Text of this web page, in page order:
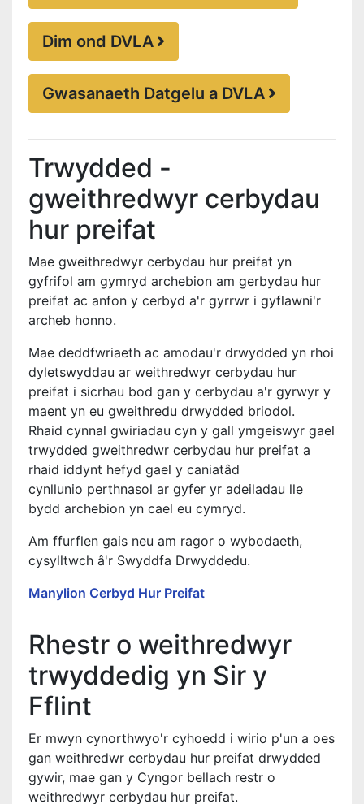
Dim ond DVLA
Gwasanaeth Datgelu a DVLA
Trwydded -
gweithredwyr cerbydau
hur preifat
Mae gweithredwyr cerbydau hur preifat yn
gyfrifol am gymryd archebion am gerbydau hur
preifat ac anfon y cerbyd a'r gyrrwr i gyflawni'r
archeb honno.
Mae deddfwriaeth ac amodau'r drwydded yn rhoi
dyletswyddau ar weithredwyr cerbydau hur
preifat i sicrhau bod gan y cerbydau a'r gyrwyr y
maent yn eu gweithredu drwydded briodol.
Rhaid cynnal gwiriadau cyn y gall ymgeiswyr gael
trwydded gweithredwr cerbydau hur preifat a
rhaid iddynt hefyd gael y caniatâd
cynllunio perthnasol ar gyfer yr adeiladau lle
bydd archebion yn cael eu cymryd.
Am ffurflen gais neu am ragor o wybodaeth,
cysylltwch â'r Swyddfa Drwyddedu.
Manylion Cerbyd Hur Preifat
Rhestr o weithredwyr
trwyddedig yn Sir y
Fflint
Er mwyn cynorthwyo'r cyhoedd i wirio p'un a oes
gan weithredwr cerbydau hur preifat drwydded
gywir, mae gan y Cyngor bellach restr o
weithredwyr cerbydau hur preifat.